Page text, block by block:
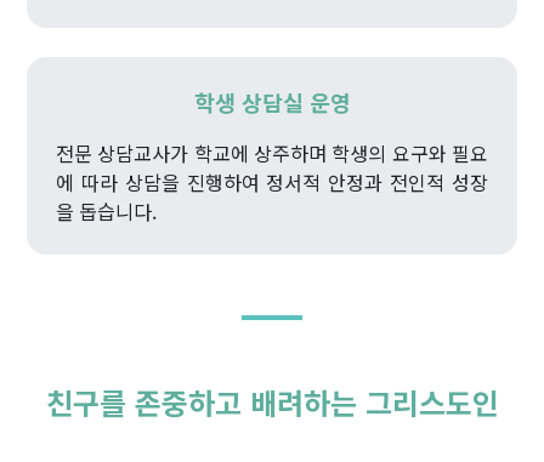
학생 상담실 운영
전문 상담교사가 학교에 상주하며 학생의 요구와 필요
에 따라 상담을 진행하여 정서적 안정과 전인적 성장
을 돕습니다.
친구를 존중하고 배려하는 그리스도인